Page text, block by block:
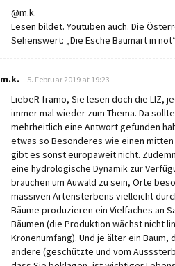
@m.k.
Lesen bildet. Youtuben auch. Die
Sehenswert: „Die Esche Baumart in
m.k. says:
5. Februar 2019 at 19:23
LiebeR framo, Sie lesen doch die LIZ,
immer mal wieder zum Thema. Da
mehrheitlich eine Antwort gefunden
etwas so Besonderes wie einen
gibt es sonst europaweit nicht.
eine hydrologische Dynamik zur
brauchen um Auwald zu sein, Orte
massiven Artensterbens vielleicht
Bäume produzieren ein Vielfaches an
Bäumen (die Produktion wächst nicht
Kronenumfang). Und je älter ein
andere (geschützte und vom